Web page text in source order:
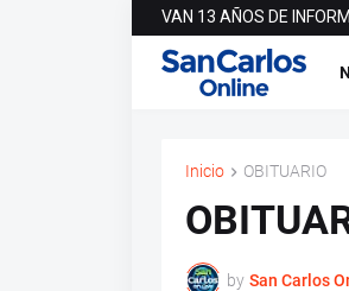
VAN 13 AÑOS DE
Inicio OBITUARIO
by San Carlos